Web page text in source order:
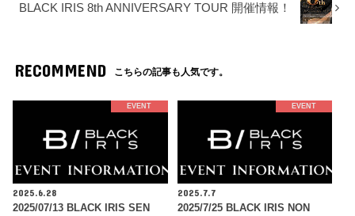
BLACK IRIS 8th ANNIVERSARY TOUR 開催情報！
RECOMMEND こちらの記事も人気です。
EVENT
2025.6.28
2025/07/13 BLACK IRIS SEN
EVENT
2025.7.7
2025/7/25 BLACK IRIS NON